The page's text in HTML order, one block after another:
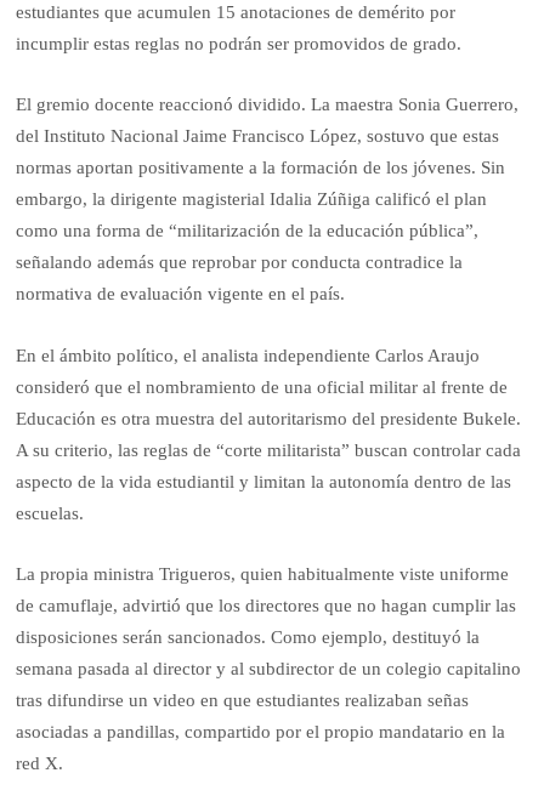
estudiantes que acumulen 15 anotaciones de demérito por
incumplir estas reglas no podrán ser promovidos de grado.
El gremio docente reaccionó dividido. La maestra Sonia Guerrero,
del Instituto Nacional Jaime Francisco López, sostuvo que estas
normas aportan positivamente a la formación de los jóvenes. Sin
embargo, la dirigente magisterial Idalia Zúñiga calificó el plan
como una forma de “militarización de la educación pública”,
señalando además que reprobar por conducta contradice la
normativa de evaluación vigente en el país.
En el ámbito político, el analista independiente Carlos Araujo
consideró que el nombramiento de una oficial militar al frente de
Educación es otra muestra del autoritarismo del presidente Bukele.
A su criterio, las reglas de “corte militarista” buscan controlar cada
aspecto de la vida estudiantil y limitan la autonomía dentro de las
escuelas.
La propia ministra Trigueros, quien habitualmente viste uniforme
de camuflaje, advirtió que los directores que no hagan cumplir las
disposiciones serán sancionados. Como ejemplo, destituyó la
semana pasada al director y al subdirector de un colegio capitalino
tras difundirse un video en que estudiantes realizaban señas
asociadas a pandillas, compartido por el propio mandatario en la
red X.